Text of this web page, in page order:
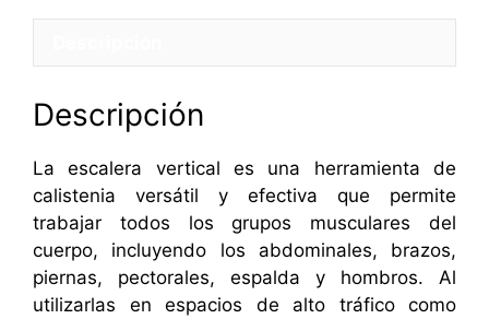
Descripción
La escalera vertical es una herramienta de
calistenia versátil y efectiva que permite
trabajar todos los grupos musculares del
cuerpo, incluyendo los abdominales, brazos,
piernas, pectorales, espalda y hombros. Al
utilizarlas en espacios de alto tráfico como